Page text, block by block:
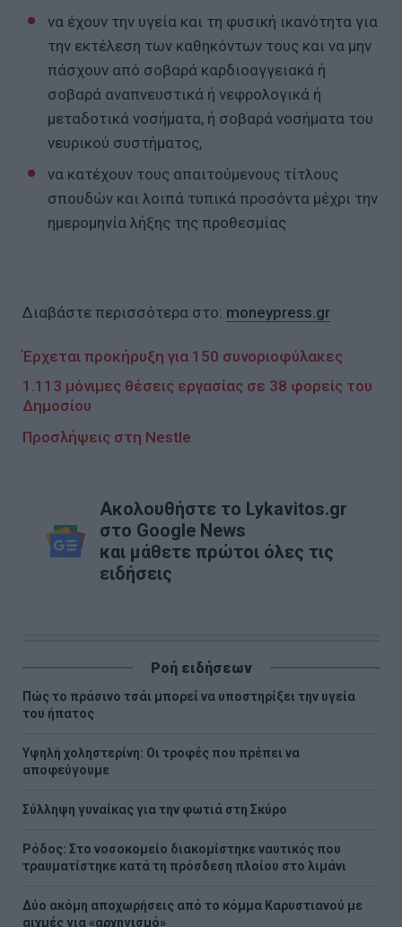
να έχουν την υγεία και τη φυσική ικανότητα για
την εκτέλεση των καθηκόντων τους και να μην
πάσχουν από σοβαρά καρδιοαγγειακά ή
σοβαρά αναπνευστικά ή νεφρολογικά ή
μεταδοτικά νοσήματα, ή σοβαρά νοσήματα του
νευρικού συστήματος,
να κατέχουν τους απαιτούμενους τίτλους
σπουδών και λοιπά τυπικά προσόντα μέχρι την
ημερομηνία λήξης της προθεσμίας
Διαβάστε περισσότερα στο: moneypress.gr
Έρχεται προκήρυξη για 150 συνοριοφύλακες
1.113 μόνιμες θέσεις εργασίας σε 38 φορείς του
Δημοσίου
Προσλήψεις στη Nestle
Ακολουθήστε το Lykavitos.gr
στο Google News
και μάθετε πρώτοι όλες τις
ειδήσεις
Ροή ειδήσεων
Πώς το πράσινο τσάι μπορεί να υποστηρίξει την υγεία
του ήπατος
Υψηλή χοληστερίνη: Οι τροφές που πρέπει να
αποφεύγουμε
Σύλληψη γυναίκας για την φωτιά στη Σκύρο
Ρόδος: Στο νοσοκομείο διακομίστηκε ναυτικός που
τραυματίστηκε κατά τη πρόσδεση πλοίου στο λιμάνι
Δύο ακόμη αποχωρήσεις από το κόμμα Καρυστιανού με
αιχμές για «αρχηγισμό»